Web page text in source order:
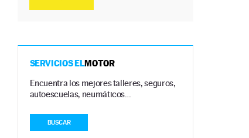
SERVICIOS ELMOTOR
Encuentra los mejores talleres, seguros,
autoescuelas, neumáticos…
BUSCAR